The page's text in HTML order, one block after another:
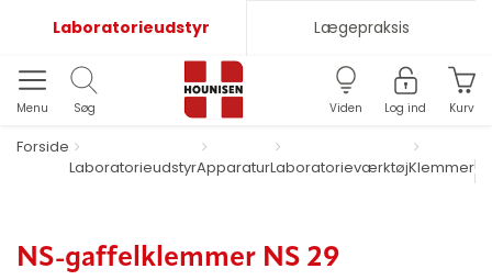
Laboratorieudstyr Lægepraksis
Menu Søg Viden Log ind Kurv
Forside
LaboratorieudstyrApparaturLaboratorieværktøjKlemmer
NS-gaffelklemmer NS 29